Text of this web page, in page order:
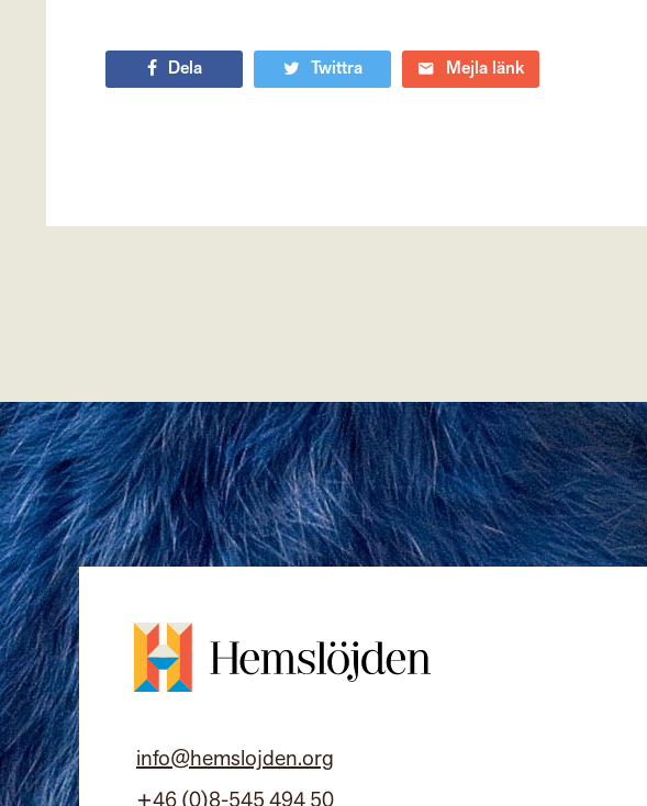
Dela Twittra Mejla länk
info@hemslojden.org